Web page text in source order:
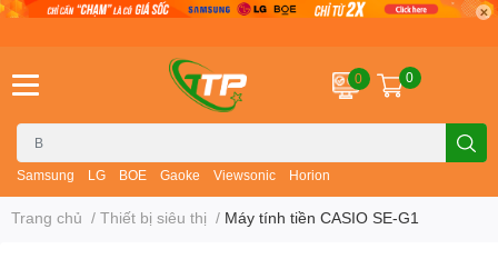
Samsung LG BOE Gaoke Viewsonic Horion
0 0
Trang chủ / Thiết bị siêu thị / Máy tính tiền CASIO SE-G1